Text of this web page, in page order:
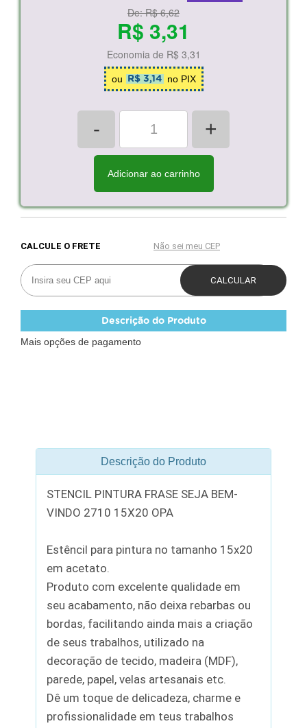
De:R$ 6,62
R$ 3,31
Economia de R$ 3,31
ou R$ 3,14 no PIX
- +
Adicionar ao carrinho
Descrição do Produto
Mais opções de pagamento
Descrição do Produto
STENCIL PINTURA FRASE SEJA BEM-
VINDO 2710 15X20 OPA
Estêncil para pintura no tamanho 15x20
em acetato.
Produto com excelente qualidade em
seu acabamento, não deixa rebarbas ou
bordas, facilitando ainda mais a criação
de seus trabalhos, utilizado na
decoração de tecido, madeira (MDF),
parede, papel, velas artesanais etc.
Dê um toque de delicadeza, charme e
profissionalidade em teus trabalhos